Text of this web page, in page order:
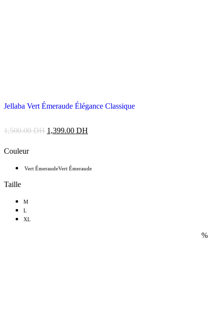
Jellaba Vert Émeraude Élégance Classique
1,500.00DH 1,399.00 DH
Couleur
Vert ÉmeraudeVert Émeraude
Taille
M
L
XL
%